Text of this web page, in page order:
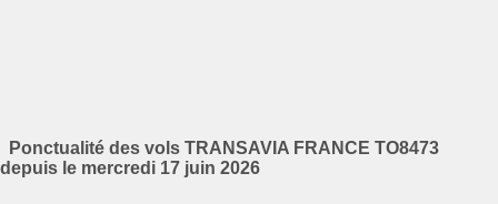
Ponctualité des vols TRANSAVIA FRANCE TO8473
depuis le mercredi 17 juin 2026